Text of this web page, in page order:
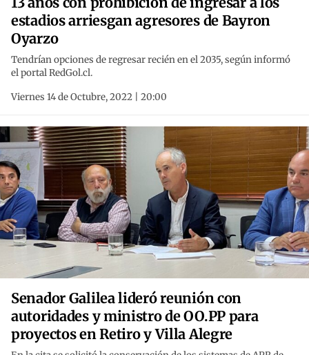
estadios arriesgan agresores de Bayron
Oyarzo
Tendrían opciones de regresar recién en el 2035, según informó
el portal RedGol.cl.
Viernes 14 de Octubre, 2022 | 20:00
Senador Galilea lideró reunión con
autoridades y ministro de OO.PP para
proyectos en Retiro y Villa Alegre